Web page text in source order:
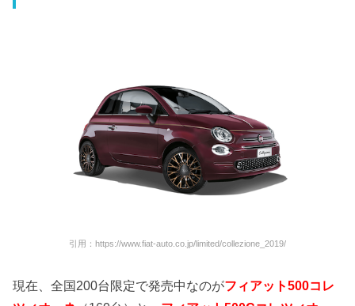
引用：https://www.fiat-auto.co.jp/limited/collezione_2019/
現在、全国200台限定で発売中なのがフィアット500コレ